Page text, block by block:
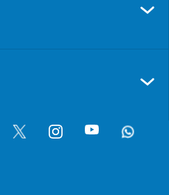
Image Image Image Image